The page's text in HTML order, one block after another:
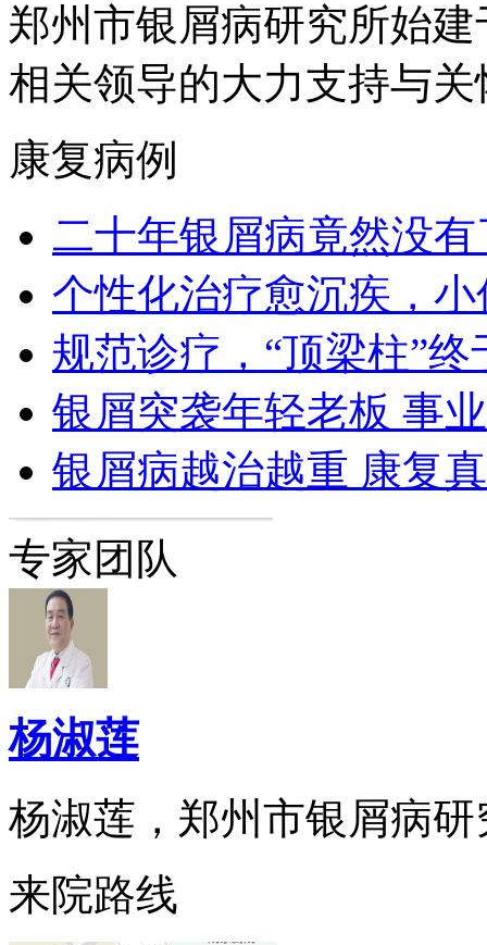
郑州市银屑病研究所始
相关领导的大力支持与
康复病例
二十年银屑病竟然没
个性化治疗愈沉疾，
规范诊疗，“顶梁柱”终
银屑突袭年轻老板 事
银屑病越治越重 康复
专家团队
杨淑莲
杨淑莲，郑州市银屑病
来院路线